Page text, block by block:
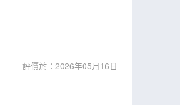
評價於：2026年05月16日